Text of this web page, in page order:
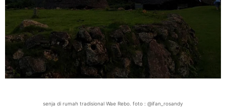
senja di rumah tradisional Wae Rebo. foto : @ifan_rosandy